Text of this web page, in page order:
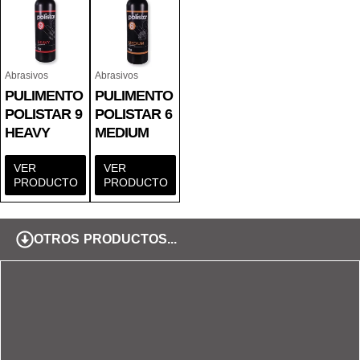
Abrasivos
PULIMENTO
POLISTAR 9
HEAVY
VER
PRODUCTO
Abrasivos
PULIMENTO
POLISTAR 6
MEDIUM
VER
PRODUCTO
OTROS PRODUCTOS...